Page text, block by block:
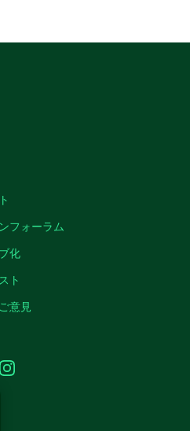
フォーラム
化
ト
意見
Instagram